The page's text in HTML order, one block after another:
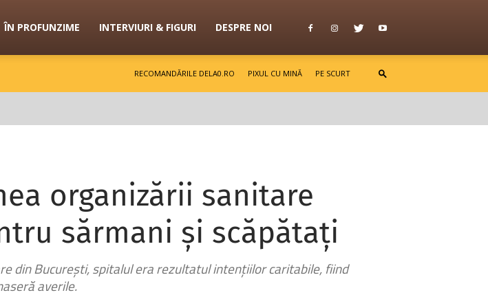
ÎN PROFUNZIME INTERVIURI & FIGURI DESPRE NOI
RECOMANDĂRILE DELA0.RO PIXUL CU MINĂ PE SCURT
organizării sanitare
sărmani și scăpătați
din București, spitalul era rezultatul intențiilor caritabile, fiind
averile.